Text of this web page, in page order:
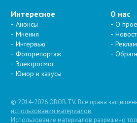
Интересное
Анонсы
Мнения
Интервью
Фоторепортаж
Электросмог
Юмор и казусы
О нас
О
© 2014-2026 OBOB.TV. Все права
использования материалов.
Использование материалов разрешено